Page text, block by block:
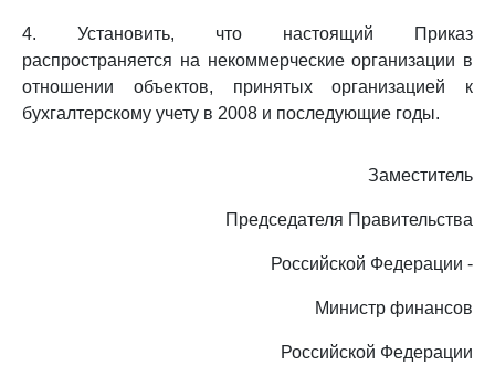
4. Установить, что настоящий Приказ
распространяется на некоммерческие организации в
отношении объектов, принятых организацией к
бухгалтерскому учету в 2008 и последующие годы.
Заместитель
Председателя Правительства
Российской Федерации -
Министр финансов
Российской Федерации